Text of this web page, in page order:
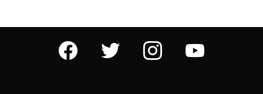
facebook twitter instagram youtube